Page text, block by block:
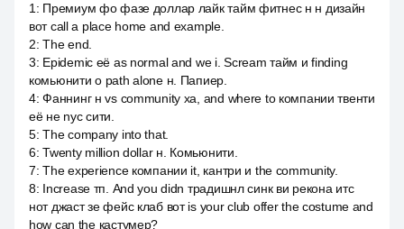
1 : Премиум фо фазе доллар лайк тайм фитнес н н дизайн
вот call a place home and example.
2:The end.
3: Epidemic её as normal and we i. Scream тайм и finding
комьюнити о path alone н. Папиер.
4:Фаннинг н vs community ха, and where to компании твенти
её не nyc сити.
5:The company into that.
6:Twenty million dollar н. Комьюнити.
7:The experience компании it, кантри и the community.
8: Increase тп. And you didn традишнл синк ви рекона итс
нот джаст зе фейс клаб вот is your club offer the costume and
how can the кастумер?